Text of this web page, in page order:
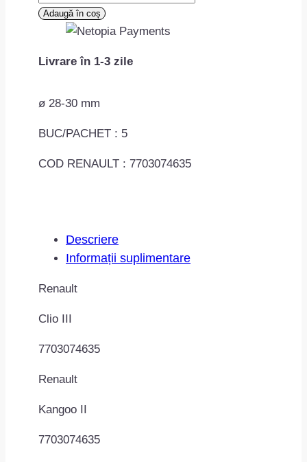
Diblu
fixare
MAC0701ROMC60574
Adaugă în coș
Livrare în 1-3 zile
ø 28-30 mm
BUC/PACHET : 5
COD RENAULT : 7703074635
Descriere
Informații suplimentare
Renault
Clio III
7703074635
Renault
Kangoo II
7703074635